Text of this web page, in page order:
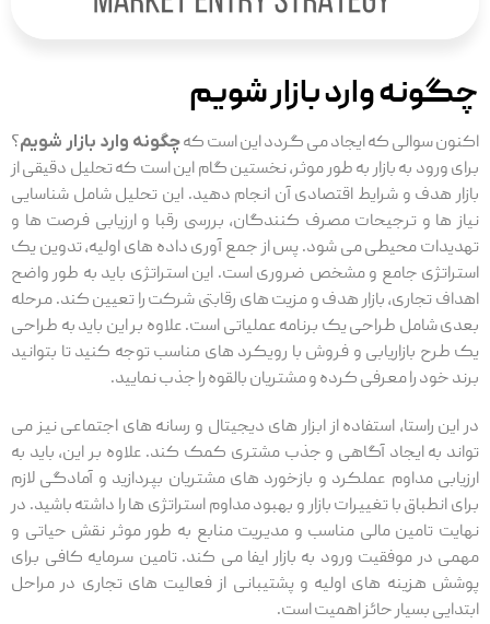
چگونه وارد بازار شویم
اکنون سوالی که ایجاد می گردد این است کهچگونه وارد بازار شویم؟
برای ورود به بازار به‌ طور موثر، نخستین گام این است که تحلیل دقیقی از
بازار هدف و شرایط اقتصادی آن انجام دهید. این تحلیل شامل شناسایی
نیاز ها و ترجیحات مصرف ‌کنندگان، بررسی رقبا و ارزیابی فرصت ‌ها و
تهدیدات محیطی می شود. پس از جمع‌ آوری داده ‌های اولیه، تدوین یک
استراتژی جامع و مشخص ضروری است. این استراتژی باید به طور واضح
اهداف تجاری، بازار هدف و مزیت‌ های رقابتی شرکت را تعیین کند. مرحله
بعدی شامل طراحی یک برنامه عملیاتی است. علاوه بر این باید به طراحی
یک طرح بازاریابی و فروش با رویکرد های مناسب توجه کنید تا بتوانید
برند خود را معرفی کرده و مشتریان بالقوه را جذب نمایید.
در این راستا، استفاده از ابزار های دیجیتال و رسانه ‌های اجتماعی نیز می
‌تواند به ایجاد آگاهی و جذب مشتری کمک کند. علاوه بر این، باید به
ارزیابی مداوم عملکرد و بازخورد های مشتریان بپردازید و آمادگی لازم
برای انطباق با تغییرات بازار و بهبود مداوم استراتژی‌ ها را داشته باشید. در
نهایت تامین مالی مناسب و مدیریت منابع به ‌طور موثر نقش حیاتی و
مهمی در موفقیت ورود به بازار ایفا می‌ کند. تامین سرمایه کافی برای
پوشش هزینه ‌های اولیه و پشتیبانی از فعالیت‌ های تجاری در مراحل
ابتدایی بسیار حائز اهمیت است.